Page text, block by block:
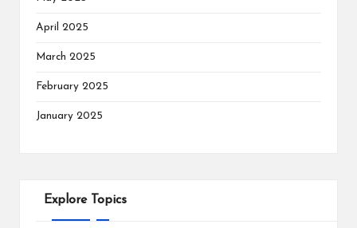
April 2025
March 2025
February 2025
January 2025
Explore Topics